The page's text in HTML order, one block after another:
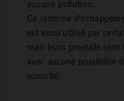
aucune pollution.
Ce système
est aussi utilisé par
mais leurs produits
avec aucune possibilité
sonorité.